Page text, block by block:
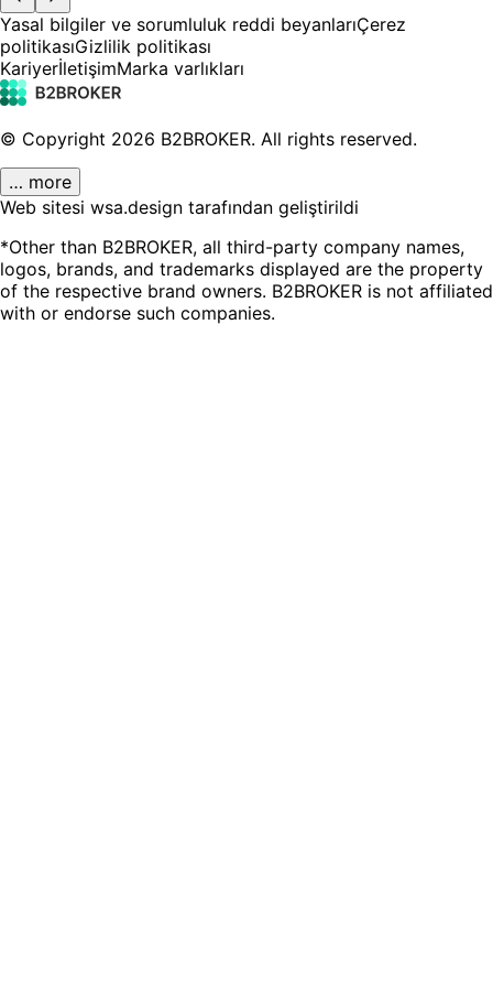
Yasal bilgiler ve sorumluluk reddi beyanlarıÇerez
politikasıGizlilik politikası
KariyerİletişimMarka varlıkları
© Copyright 2026 B2BROKER. All rights reserved.
… more
Web sitesi wsa.design tarafından geliştirildi
*Other than B2BROKER, all third-party company names,
logos, brands, and trademarks displayed are the property
of the respective brand owners. B2BROKER is not affiliated
with or endorse such companies.